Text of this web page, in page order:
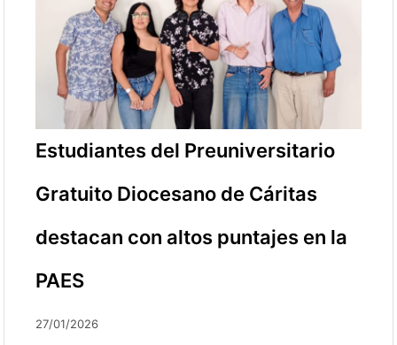
Estudiantes del Preuniversitario
Gratuito Diocesano de Cáritas
destacan con altos puntajes en la
PAES
27/01/2026